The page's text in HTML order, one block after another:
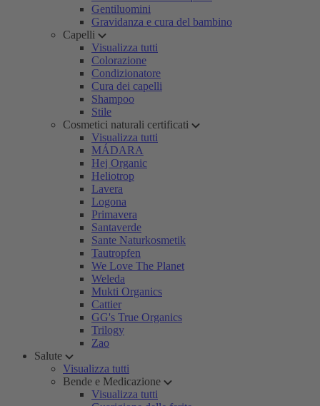
Gentiluomini
Gravidanza e cura del bambino
Capelli
Visualizza tutti
Colorazione
Condizionatore
Cura dei capelli
Shampoo
Stile
Cosmetici naturali certificati
Visualizza tutti
MÁDARA
Hej Organic
Heliotrop
Lavera
Logona
Primavera
Santaverde
Sante Naturkosmetik
Tautropfen
We Love The Planet
Weleda
Mukti Organics
Cattier
GG's True Organics
Trilogy
Zao
Salute
Visualizza tutti
Bende e Medicazione
Visualizza tutti